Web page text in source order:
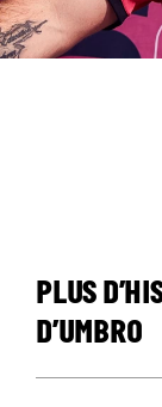
PLUS
D’UMBRO